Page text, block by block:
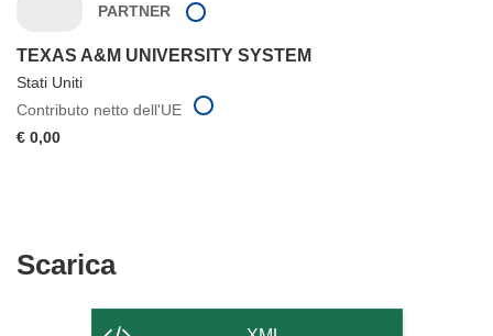
PARTNER
TEXAS A&M UNIVERSITY SYSTEM
Stati Uniti
Contributo netto dell'UE
€ 0,00
ScaricaScarica